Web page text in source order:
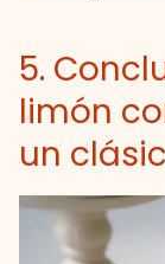
5.
limón
un